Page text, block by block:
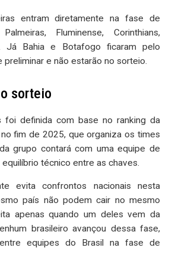
entram diretamente na fase de
Fluminense, Corinthians,
Já Bahia e Botafogo ficaram pelo
preliminar e não estarão no sorteio.
sorteio
foi definida com base no ranking da
fim de 2025, que organiza os times
grupo contará com uma equipe de
técnico entre as chaves.
evita confrontos nacionais nesta
país não podem cair no mesmo
apenas quando um deles vem da
brasileiro avançou dessa fase,
equipes do Brasil na fase de